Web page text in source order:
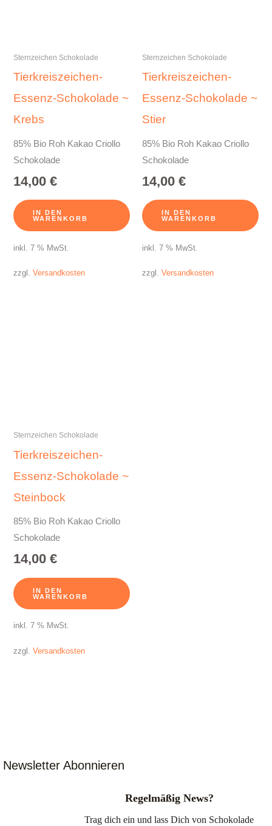
Sternzeichen Schokolade
Tierkreiszeichen-
Essenz-Schokolade ~
Krebs
85% Bio Roh Kakao Criollo
Schokolade
14,00€
IN DEN
WARENKORB
inkl. 7 % MwSt.
zzgl.Versandkosten
Sternzeichen Schokolade
Tierkreiszeichen-
Essenz-Schokolade ~
Stier
85% Bio Roh Kakao Criollo
Schokolade
14,00 €
IN DEN
WARENKORB
inkl. 7 % MwSt.
zzgl. Versandkosten
Sternzeichen Schokolade
Tierkreiszeichen-
Essenz-Schokolade ~
Steinbock
85% Bio Roh Kakao Criollo
Schokolade
14,00€
IN DEN
WARENKORB
inkl. 7 % MwSt.
zzgl.Versandkosten
Newsletter Abonnieren
Regelmäßig News?
Trag dich ein und lass Dich von Schokolade